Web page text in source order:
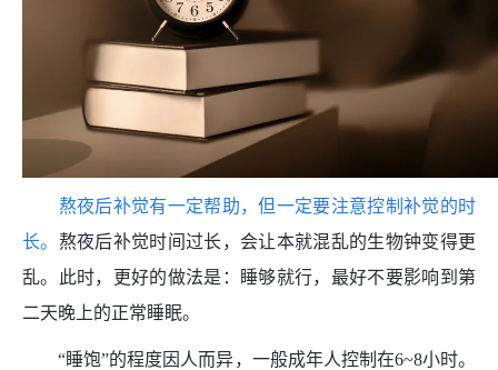
熬夜后补觉有一定帮助，但一定要注意控制补觉的时
长。 熬夜后补觉时间过长，会让本就混乱的生物钟变得更
乱。此时，更好的做法是：睡够就行，最好不要影响到第
二天晚上的正常睡眠。
“睡饱”的程度因人而异，一般成年人控制在6~8小时。